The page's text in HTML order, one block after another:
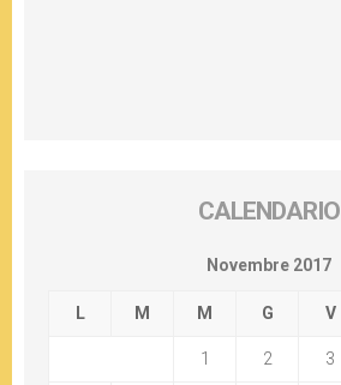
CALENDARIO
Novembre 2017
L M M G V
1 2 3